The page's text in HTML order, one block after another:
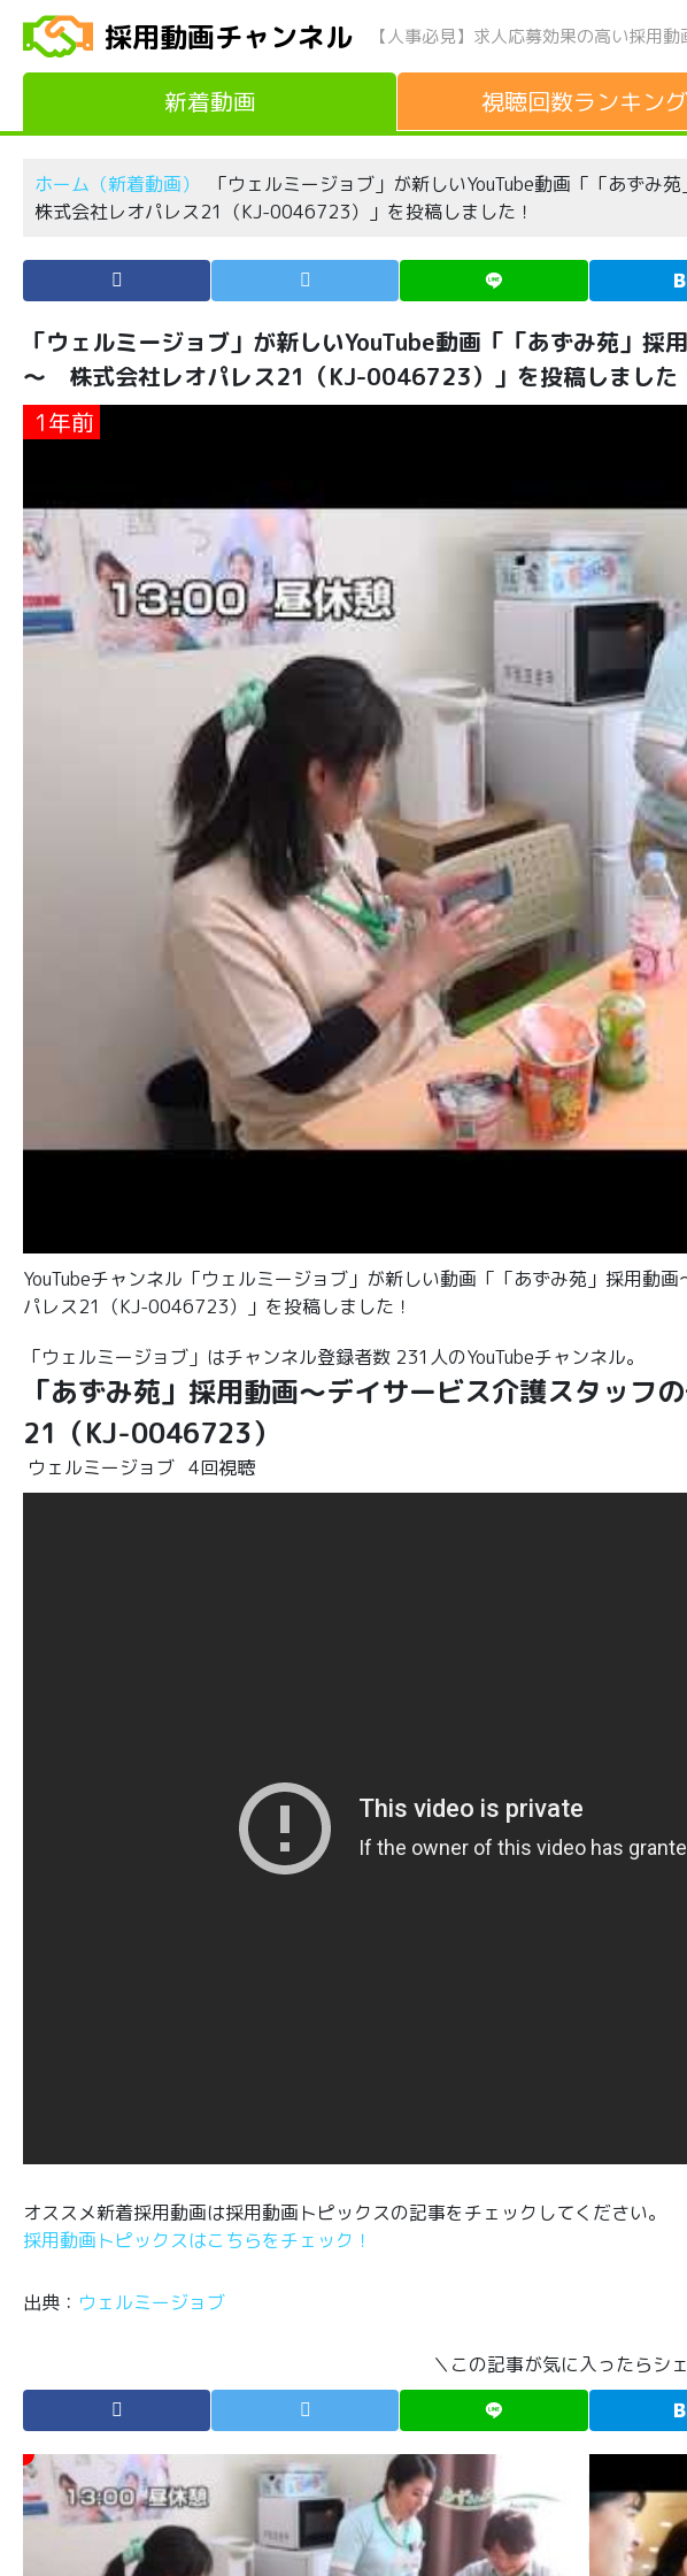
採用動画チャンネル 【人事必見】求人応募効果の高い採用動
新着動画 視聴回数ランキング
ホーム（新着動画）
「ウェルミージョブ」が新しいYouTube動画「「あず
株式会社レオパレス21（KJ-0046723）」を投稿しました！
「ウェルミージョブ」が新しいYouTube動画「「あずみ苑」
～ 株式会社レオパレス21（KJ-0046723）」を投稿しました
1年前
YouTubeチャンネル「ウェルミージョブ」が新しい動画「「あずみ苑」採用動
パレス21（KJ-0046723）」を投稿しました！
「ウェルミージョブ」はチャンネル登録者数 231人のYouTubeチャンネル。
「あずみ苑」採用動画～デイサービス介護スタッ
21（KJ-0046723）
ウェルミージョブ 4回視聴
オススメ新着採用動画は採用動画トピックスの記事をチェックしてください。
採用動画トピックスはこちらをチェック！
出典： ウェルミージョブ
＼この記事が気に入ったらシ